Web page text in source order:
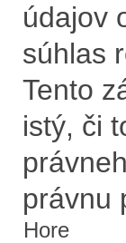
údajov
súhlas
Tento
istý, či
právnu
Hore